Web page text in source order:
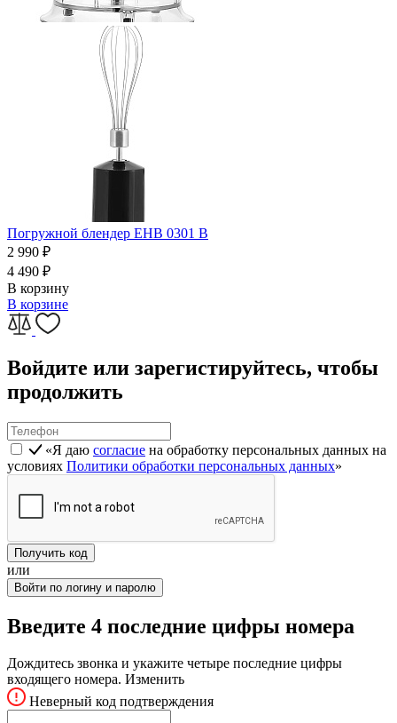
Погружной блендер EHB 0301 B
2 990 ₽
4 490 ₽
В корзину
В корзине
Войдите или зарегистируйтесь, чтобы
продолжить
«Я даю согласие на обработку персональных данных на
условиях Политики обработки персональных данных»
Получить код
или
Войти по логину и паролю
Введите 4 последние цифры номера
Дождитесь звонка и укажите четыре последние цифры
входящего номера. Изменить
Неверный код подтверждения